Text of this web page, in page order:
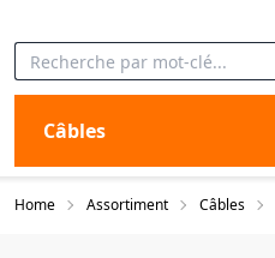
Câbles
Home Assortiment Câbles